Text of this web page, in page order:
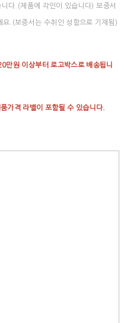
다.(제품에 각인이 있습니다) 보증서
.(보증서는 수취인 성함으로 기재됨)
원 이상부터 로고박스로 배송됩니
가격 라벨이 포함될 수 있습니다.